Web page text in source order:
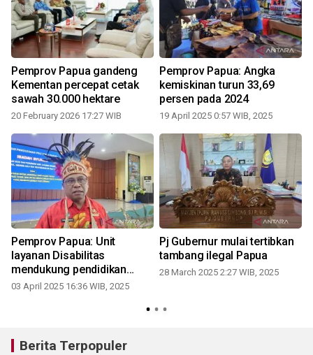
Pemprov Papua gandeng
Kementan percepat cetak
sawah 30.000 hektare
20 February 2026 17:27 WIB
Pemprov Papua: Angka
kemiskinan turun 33,69
persen pada 2024
19 April 2025 0:57 WIB, 2025
Pemprov Papua: Unit
layanan Disabilitas
mendukung pendidikan
inklusif
03 April 2025 16:36 WIB, 2025
Pj Gubernur mulai tertibkan
tambang ilegal Papua
28 March 2025 2:27 WIB, 2025
Berita Terpopuler